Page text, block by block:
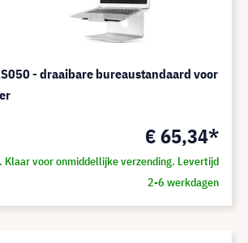
- draaibare bureaustandaard voor
€ 65,34*
Klaar voor onmiddellijke verzending. Levertijd
2-6 werkdagen